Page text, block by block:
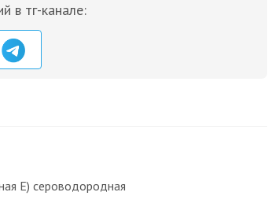
в тг-канале:
Е) сероводородная